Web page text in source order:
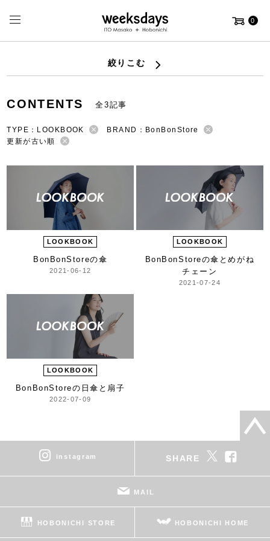
0
絞りこむ
CONTENTS 全3記事
TYPE：LOOKBOOK
BRAND：BonBonStore
更新が古い順
LOOKBOOK
BonBonStoreの傘
2021-06-12
LOOKBOOK
BonBonStoreの傘とめがね
チェーン
2021-07-24
LOOKBOOK
BonBonStoreの日傘と扇子
2022-07-09
instagram SHARE
MAIL
HOBONICHI STORE HOBONICHI HOME